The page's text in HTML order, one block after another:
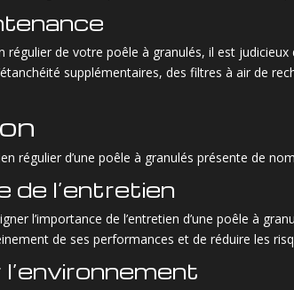
régulier de votre poêle à granulés, il est
supplémentaires, des filtres à air de
régulier d’une poêle à granulés présente de
de l’entretien
l’importance de l’entretien d’une poêle à
de ses performances et de réduire les